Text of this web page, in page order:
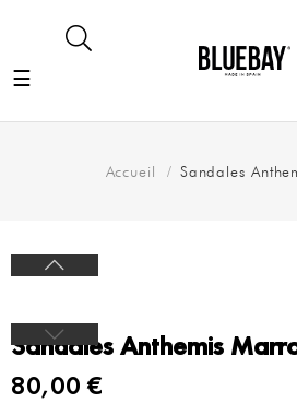
Basculer
navigation
☰
Accueil Sandales
Sandales Anthemis
80,00 €